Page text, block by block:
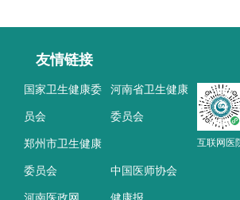
友情链接
国家卫生健康委
员会
河南省卫生健康
委员会
郑州市卫生健康
委员会
中国医师协会
互联网医